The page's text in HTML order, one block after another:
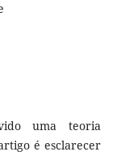
uma teoria
é esclarecer